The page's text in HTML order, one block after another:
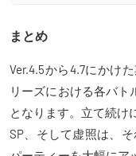
まとめ
Ver.4.5から4.7にかけ
リーズにおける各バ
となります。立て続け
SP、そして虚照は、